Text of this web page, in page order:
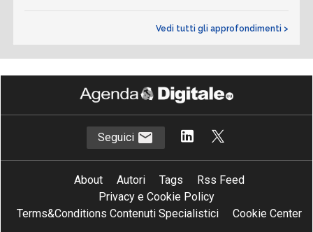
Vedi tutti gli approfondimenti >
Seguici
About Autori Tags
Rss Feed
Privacy e Cookie Policy
Terms&Conditions Contenuti Specialistici
Cookie Center